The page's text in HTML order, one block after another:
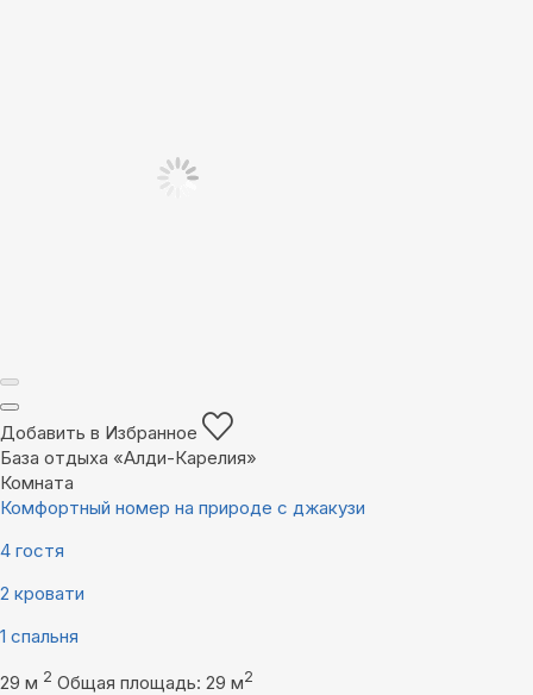
Добавить в Избранное
База отдыха «Алди-Карелия»
Комната
Комфортный номер на природе с джакузи
4 гостя
2 кровати
1 спальня
29 м 2 Общая площадь: 29 м2